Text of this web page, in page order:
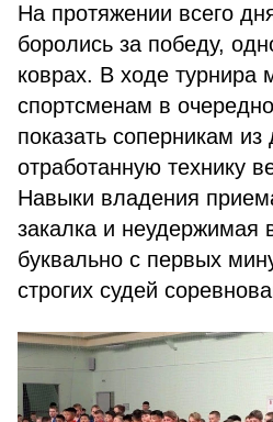
На протяжении всего
боролись за победу,
коврах. В ходе турнира
спортсменам в
показать соперникам из
отработанную технику
Навыки владения
закалка и неудержимая
буквально с первых
строгих судей